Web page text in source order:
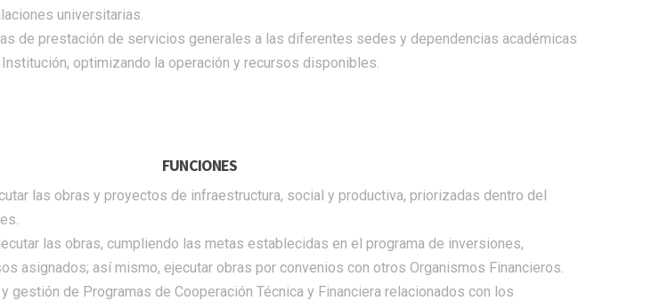
universitarias.
de prestación de servicios generales a las diferentes sedes y dependencias académicas
optimizando la operación y recursos disponibles.
FUNCIONES
las obras y proyectos de infraestructura, social y productiva, priorizadas dentro del
las obras, cumpliendo las metas establecidas en el programa de inversiones,
asignados; así mismo, ejecutar obras por convenios con otros Organismos Financieros.
gestión de Programas de Cooperación Técnica y Financiera relacionados con los